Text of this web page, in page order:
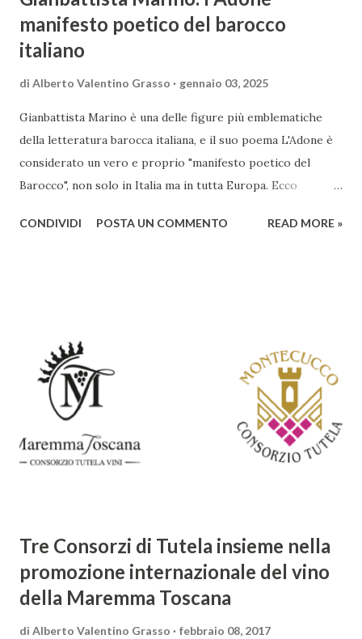
manifesto poetico del barocco
italiano
di Alberto Valentino Grasso gennaio 03, 2025
Gianbattista Marino è una delle figure più emblematiche
della letteratura barocca italiana, e il suo poema L'Adone è
considerato un vero e proprio "manifesto poetico del
Barocco", non solo in Italia ma in tutta Europa. Ecco
rendono un'opera fondamentale per il periodo. Marino fu
abbracciando invece i principi del Barocco: l'arte come
meraviglia, l'ostentazione della tecnica e la ricerca del
sorprendente. Marino visse in un'epoca di grandi
cambiamenti culturali e sociali, e la sua opera riflette questa
complessità. L'Adone è un poema epico-mitologico in 20
canti, composto da oltre 40.000 versi. Narra la storia
CONDIVIDI POSTA UN COMMENTO READ MORE »
Tre Consorzi di Tutela insieme nella
promozione internazionale del vino
della Maremma Toscana
di Alberto Valentino Grasso febbraio 08, 2017